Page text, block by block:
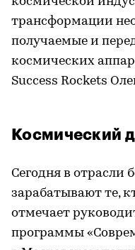
трансформации
получаемые и
космических
Success Rockets
Космический
Сегодня в отрасли
зарабатывают те,
отмечает
программы